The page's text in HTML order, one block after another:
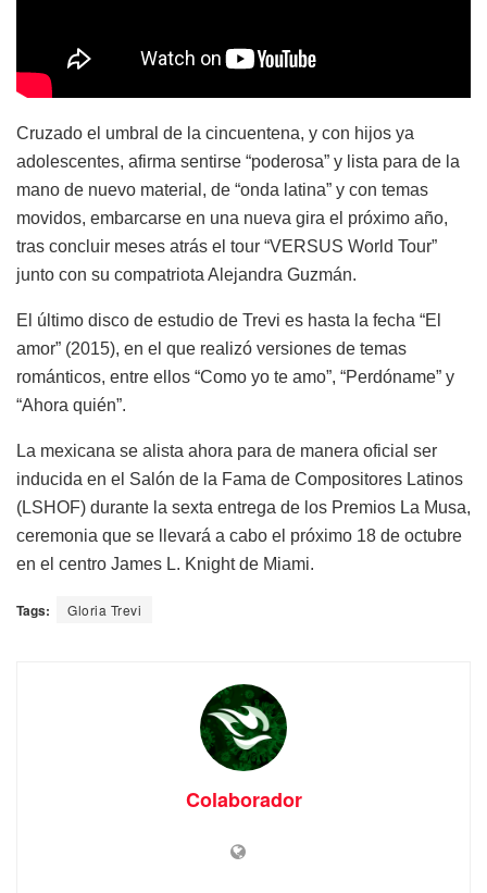
Cruzado el umbral de la cincuentena, y con hijos ya
adolescentes, afirma sentirse “poderosa” y lista para de la
mano de nuevo material, de “onda latina” y con temas
movidos, embarcarse en una nueva gira el próximo año,
tras concluir meses atrás el tour “VERSUS World Tour”
junto con su compatriota Alejandra Guzmán.
El último disco de estudio de Trevi es hasta la fecha “El
amor” (2015), en el que realizó versiones de temas
románticos, entre ellos “Como yo te amo”, “Perdóname” y
“Ahora quién”.
La mexicana se alista ahora para de manera oficial ser
inducida en el Salón de la Fama de Compositores Latinos
(LSHOF) durante la sexta entrega de los Premios La Musa,
ceremonia que se llevará a cabo el próximo 18 de octubre
en el centro James L. Knight de Miami.
Tags: Gloria Trevi
Colaborador